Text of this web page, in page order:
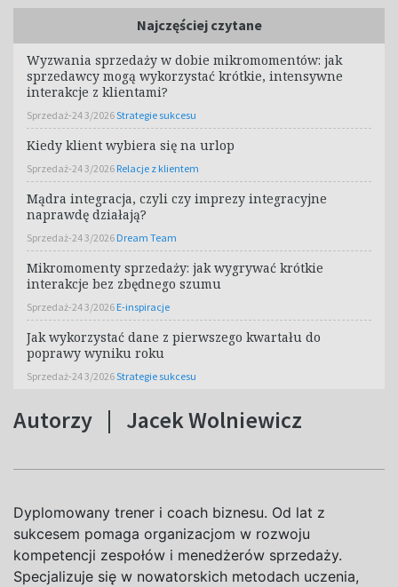
Autorzy | Jacek Wolniewicz
Dyplomowany trener i coach biznesu. Od lat z
sukcesem pomaga organizacjom w rozwoju
kompetencji zespołów i menedżerów sprzedaży.
Specjalizuje się w nowatorskich metodach uczenia,
Najczęściej czytane
Wyzwania sprzedaży w dobie mikromomentów: jak
sprzedawcy mogą wykorzystać krótkie, intensywne
interakcje z klientami?
Sprzedaż-24 3/2026Strategie sukcesu
Kiedy klient wybiera się na urlop
Sprzedaż-24 3/2026 Relacje z klientem
Mądra integracja, czyli czy imprezy integracyjne
naprawdę działają?
Sprzedaż-24 3/2026 Dream Team
Mikromomenty sprzedaży: jak wygrywać krótkie
interakcje bez zbędnego szumu
Sprzedaż-24 3/2026 E-inspiracje
Jak wykorzystać dane z pierwszego kwartału do
poprawy wyniku roku
Sprzedaż-24 3/2026Strategie sukcesu